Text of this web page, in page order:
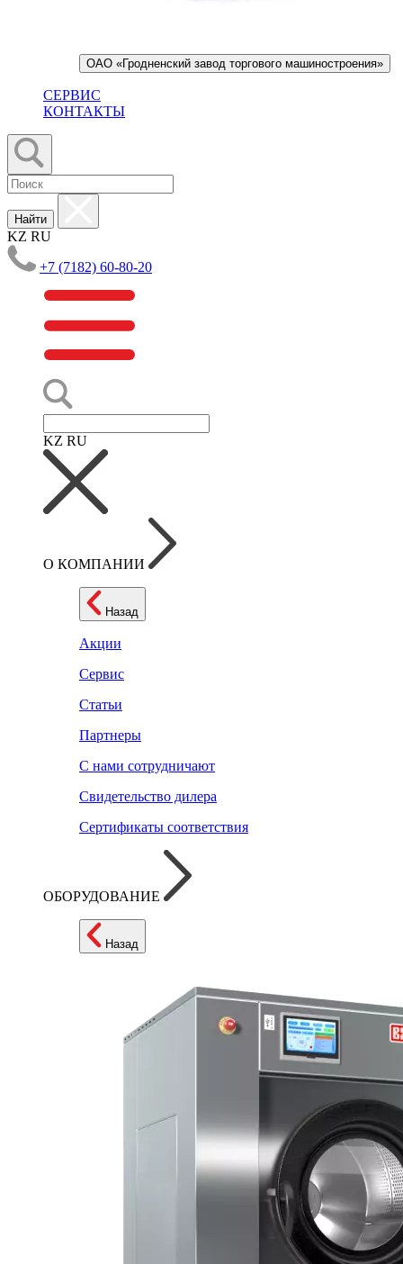
ОАО «Гродненский завод торгового машиностроения»
СЕРВИС
КОНТАКТЫ
Найти
KZ RU
+7 (7182) 60-80-20
KZ RU
О КОМПАНИИ
Назад
Акции
Сервис
Статьи
Партнеры
С нами сотрудничают
Свидетельство дилера
Сертификаты соответствия
ОБОРУДОВАНИЕ
Назад